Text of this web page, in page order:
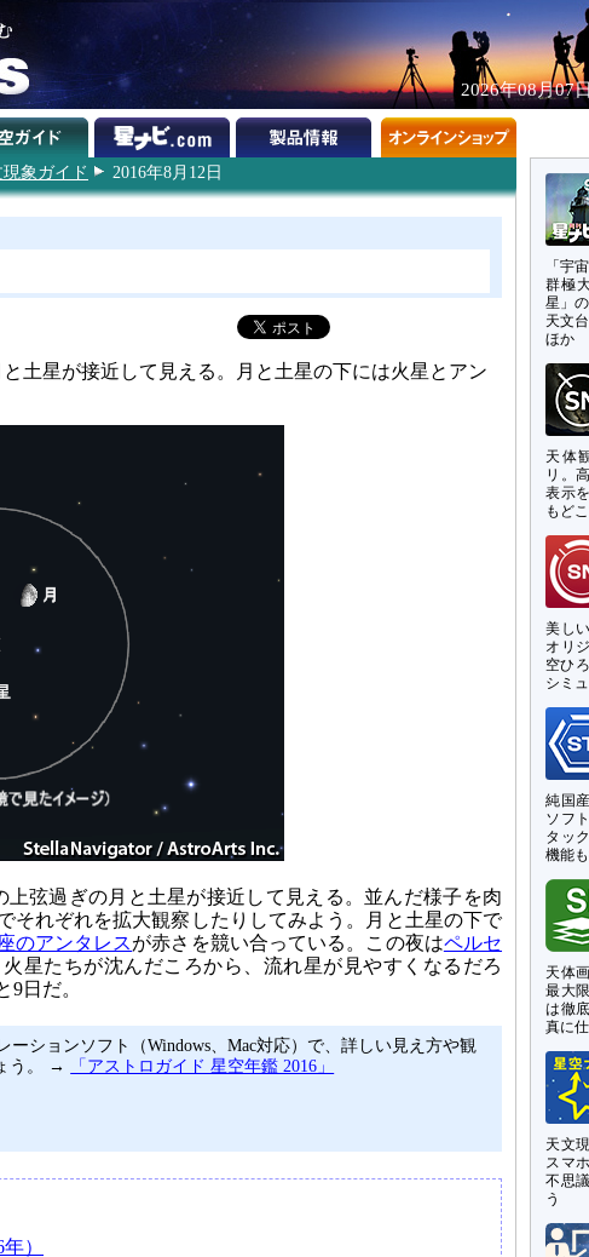
2026年08月07日
象ガイド 2016年8月12日
土星が接近して見える。月と土星の下には火星とアン
上弦過ぎの月と土星が接近して見える。並んだ様子を肉
それぞれを拡大観察したりしてみよう。月と土星の下で
のアンタレスが赤さを競い合っている。この夜はペルセ
星たちが沈んだころから、流れ星が見やすくなるだろ
9日だ。
ーションソフト（Windows、Mac対応）で、詳しい見え方や観
う。 →
「アストロガイド 星空年鑑 2016」
）
「宇
群極
星」
天文
ほか
天体
リ。
表示
もど
美し
オリ
空ひ
シミ
純国
ソフ
タッ
機能
天体
最大
は徹
真に
天文
スマ
不思
う